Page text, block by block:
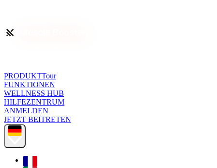
PRODUKTTour
FUNKTIONEN
WELLNESS HUB
HILFEZENTRUM
ANMELDEN
JETZT BEITRETEN